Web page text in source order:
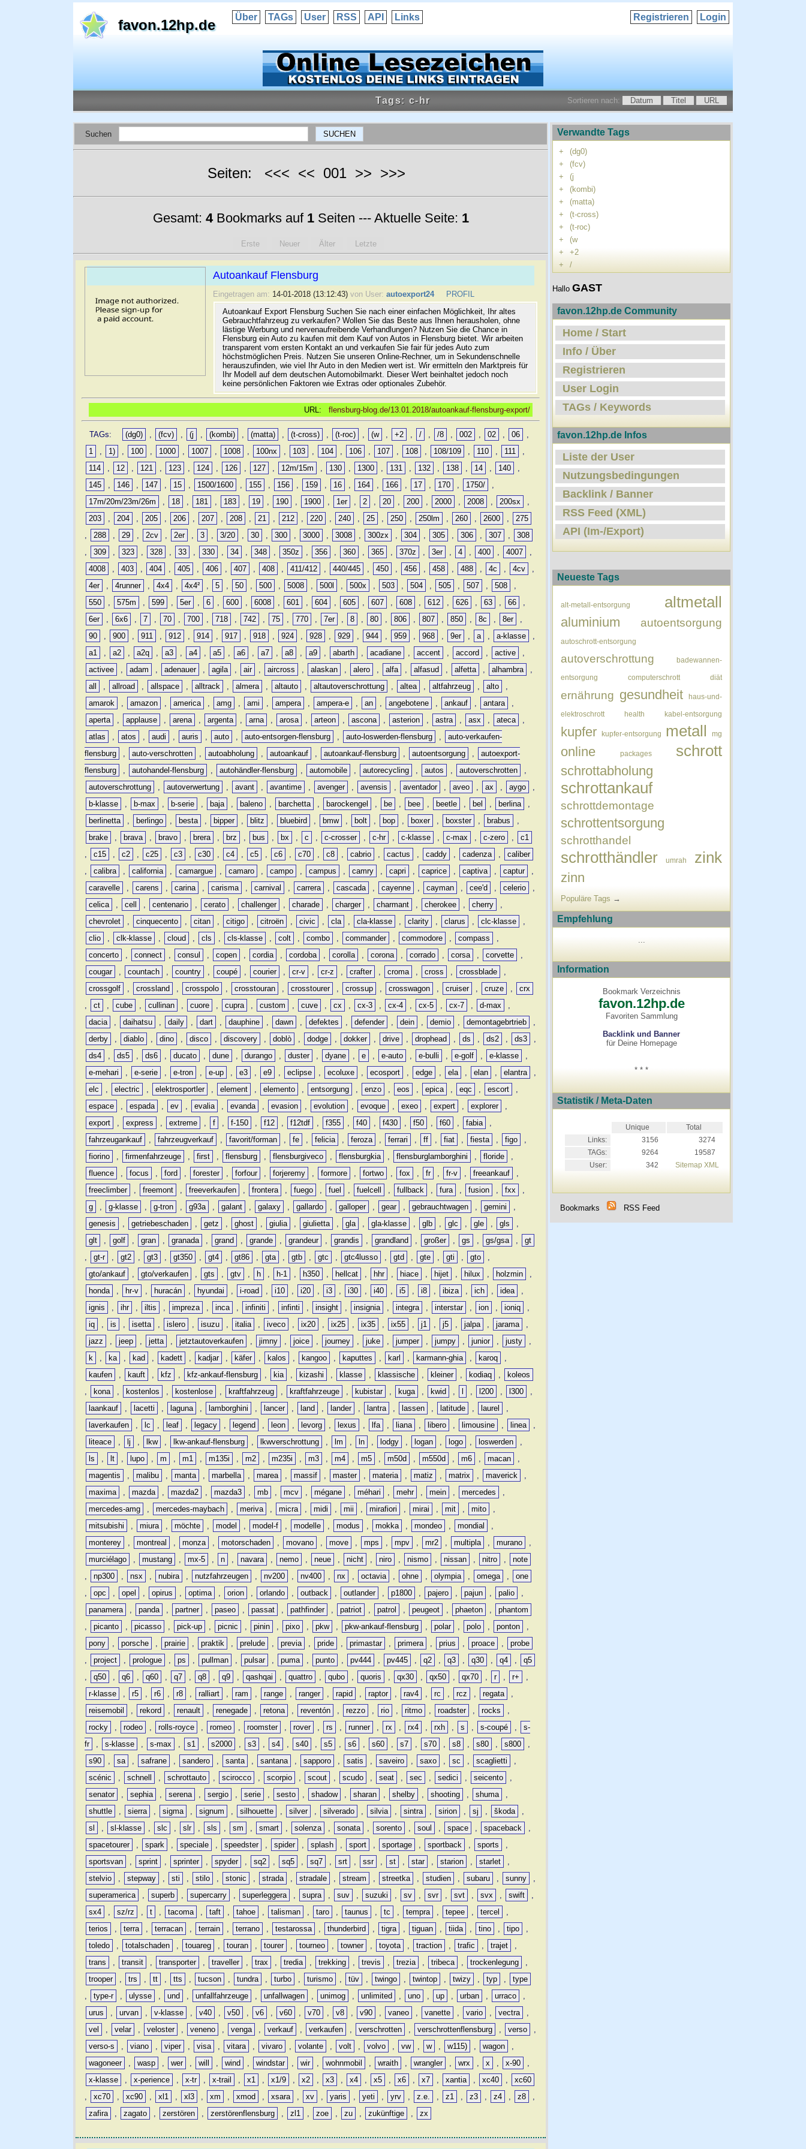
favon.12hp.de Über TAGs User RSS API Links Login
Registrieren
Tags: c-hr Sortieren nach: Datum Titel URL
Suchen
Seiten: <<< << 001 >> >>>
Gesamt: 4Bookmarks auf 1Seiten --- Aktuelle Seite: 1
Erste Neuer Älter Letzte
Autoankauf Flensburg
Eingetragen am: 14-01-2018 (13:12:43) von User: autoexport24
PROFIL
Autoankauf Export Flensburg Suchen Sie nach einer einfachen Möglichkeit, Ihr altes
Gebrauchtfahrzeug zu verkaufen? Wollen Sie das Beste aus Ihnen herausholen, ohne
lästige Werbung und nervenaufreibende Verhandlungen? Nutzen Sie die Chance in
Flensburg ein Auto zu kaufen mit dem Kauf von Autos in Flensburg bietet. Wir arbeiten
transparent vom ersten Kontakt an und verkaufen Sie fair für jedes Auto zum
höchstmöglichen Preis. Nutzen Sie unseren Online-Rechner, um in Sekundenschnelle
herauszufinden, wie viel Ihr Auto in den Medien wert ist. Wir ermitteln den Marktpreis für
Ihr Modell auf dem deutschen Automobilmarkt. Dieser Wert beinhaltet jedoch noch
keine persönlichen Faktoren wie Extras oder optionales Zubehör.
URL: flensburg-blog.de/13.01.2018/autoankauf-flensburg-export/
TAGs: (dg0) , (fcv) , (j , (kombi) , (matta) , (t-cross) , (t-roc) , (w , +2 , / , /8 , 002 , 02 , 06
,
1
, 1) , 100 , 1000 , 1007 , 1008 , 100nx , 103 , 104 , 106 , 107 , 108 , 108/109 , 110 , 111
,
114
, 12 , 121 , 123 , 124 , 126 , 127 , 12m/15m , 130 , 1300 , 131 , 132 , 138 , 14 , 140
,
145
, 146 , 147 , 15 , 1500/1600 , 155 , 156 , 159 , 16 , 164 , 166 , 17 , 170 , 1750/
,
17m/20m/23m/26m
, 18 , 181 , 183 , 19 , 190 , 1900 , 1er , 2 , 20 , 200 , 2000 , 2008 , 200sx
,
203
, 204 , 205 , 206 , 207 , 208 , 21 , 212 , 220 , 240 , 25 , 250 , 250lm , 260 , 2600 ,
275
,
288 , 29 , 2cv , 2er , 3 , 3/20 , 30 , 300 , 3000 , 3008 , 300zx , 304 , 305 , 306 , 307 ,
308
,
309 , 323 , 328 , 33 , 330 , 34 , 348 , 350z , 356 , 360 , 365 , 370z , 3er , 4 , 400 , 4007
,
4008
, 403 , 404 , 405 , 406 , 407 , 408 , 411/412 , 440/445 , 450 , 456 , 458 , 488 , 4c , 4cv
,
4er
, 4runner , 4x4 , 4x4² , 5 , 50 , 500 , 5008 , 500l , 500x , 503 , 504 , 505 , 507 , 508
,
550
, 575m , 599 , 5er , 6 , 600 , 6008 , 601 , 604 , 605 , 607 , 608 , 612 , 626 , 63 , 66
,
6er
, 6x6 , 7 , 70 , 700 , 718 , 742 , 75 , 770 , 7er , 8 , 80 , 806 , 807 , 850 , 8c , 8er
,
90
, 900 , 911 , 912 , 914 , 917 , 918 , 924 , 928 , 929 , 944 , 959 , 968 , 9er , a , a-klasse
,
a1
, a2 , a2q , a3 , a4 , a5 , a6 , a7 , a8 , a9 , abarth , acadiane , accent , accord , active
,
activee
, adam , adenauer , agila , air , aircross , alaskan , alero , alfa , alfasud , alfetta , alhambra
,
all
, allroad , allspace , alltrack , almera , altauto , altautoverschrottung , altea , altfahrzeug , alto
,
amarok
, amazon , america , amg , ami , ampera , ampera-e , an , angebotene , ankauf , antara
,
aperta
, applause , arena , argenta , arna , arosa , arteon , ascona , asterion , astra , asx , ateca
,
atlas
, atos , audi , auris , auto , auto-entsorgen-flensburg , auto-loswerden-flensburg ,
auto-verkaufen-
flensburg
, auto-verschrotten , autoabholung , autoankauf , autoankauf-flensburg , autoentsorgung ,
autoexport-
flensburg
, autohandel-flensburg , autohändler-flensburg , automobile , autorecycling , autos , autoverschrotten
,
autoverschrottung
, autoverwertung , avant , avantime , avenger , avensis , aventador , aveo , ax , aygo
,
b-klasse
, b-max , b-serie , baja , baleno , barchetta , barockengel , be , bee , beetle , bel , berlina
,
berlinetta
, berlingo , besta , bipper , blitz , bluebird , bmw , bolt , bop , boxer , boxster , brabus
,
brake
, brava , bravo , brera , brz , bus , bx , c , c-crosser , c-hr , c-klasse , c-max , c-zero ,
c1
,
c15 , c2 , c25 , c3 , c30 , c4 , c5 , c6 , c70 , c8 , cabrio , cactus , caddy , cadenza ,
caliber
,
calibra , california , camargue , camaro , campo , campus , camry , capri , caprice , captiva , captur
,
caravelle
, carens , carina , carisma , carnival , carrera , cascada , cayenne , cayman , cee'd , celerio
,
celica
, cell , centenario , cerato , challenger , charade , charger , charmant , cherokee , cherry
,
chevrolet
, cinquecento , citan , citigo , citroën , civic , cla , cla-klasse , clarity , clarus , clc-klasse
,
clio
, clk-klasse , cloud , cls , cls-klasse , colt , combo , commander , commodore , compass
,
concerto
, connect , consul , copen , cordia , cordoba , corolla , corona , corrado , corsa , corvette
,
cougar
, countach , country , coupé , courier , cr-v , cr-z , crafter , croma , cross , crossblade
,
crossgolf
, crossland , crosspolo , crosstouran , crosstourer , crossup , crosswagon , cruiser , cruze ,
crx
,
ct , cube , cullinan , cuore , cupra , custom , cuve , cx , cx-3 , cx-4 , cx-5 , cx-7 , d-max
,
dacia
, daihatsu , daily , dart , dauphine , dawn , defektes , defender , dein , demio , demontagebrtrieb
,
derby
, diablo , dino , disco , discovery , doblò , dodge , dokker , drive , drophead , ds , ds2 , ds3
,
ds4
, ds5 , ds6 , ducato , dune , durango , duster , dyane , e , e-auto , e-bulli , e-golf , e-klasse
,
e-mehari
, e-serie , e-tron , e-up , e3 , e9 , eclipse , ecoluxe , ecosport , edge , ela , elan , elantra
,
elc
, electric , elektrosportler , element , elemento , entsorgung , enzo , eos , epica , eqc , escort
,
espace
, espada , ev , evalia , evanda , evasion , evolution , evoque , exeo , expert , explorer
,
export
, express , extreme , f , f-150 , f12 , f12tdf , f355 , f40 , f430 , f50 , f60 , fabia
,
fahrzeugankauf
, fahrzeugverkauf , favorit/forman , fe , felicia , feroza , ferrari , ff , fiat , fiesta , figo
,
fiorino
, firmenfahrzeuge , first , flensburg , flensburgiveco , flensburgkia , flensburglamborghini , floride
,
fluence
, focus , ford , forester , forfour , forjeremy , formore , fortwo , fox , fr , fr-v , freeankauf
,
freeclimber
, freemont , freeverkaufen , frontera , fuego , fuel , fuelcell , fullback , fura , fusion , fxx
,
g
, g-klasse , g-tron , g93a , galant , galaxy , gallardo , galloper , gear , gebrauchtwagen , gemini
,
genesis
, getriebeschaden , getz , ghost , giulia , giulietta , gla , gla-klasse , glb , glc , gle , gls
,
glt
, golf , gran , granada , grand , grande , grandeur , grandis , grandland , großer , gs , gs/gsa ,
gt
,
gt-r , gt2 , gt3 , gt350 , gt4 , gt86 , gta , gtb , gtc , gtc4lusso , gtd , gte , gti , gto
,
gto/ankauf
, gto/verkaufen , gts , gtv , h , h-1 , h350 , hellcat , hhr , hiace , hijet , hilux , holzmin
,
honda
, hr-v , huracán , hyundai , i-road , i10 , i20 , i3 , i30 , i40 , i5 , i8 , ibiza , ich , idea
,
ignis
, ihr , iltis , impreza , inca , infiniti , infinti , insight , insignia , integra , interstar , ion , ioniq
,
iq
, is , isetta , islero , isuzu , italia , iveco , ix20 , ix25 , ix35 , ix55 , j1 , j5 , jalpa , jarama
,
jazz
, jeep , jetta , jetztautoverkaufen , jimny , joice , journey , juke , jumper , jumpy , junior , justy
,
k
, ka , kad , kadett , kadjar , käfer , kalos , kangoo , kaputtes , karl , karmann-ghia , karoq
,
kaufen
, kauft , kfz , kfz-ankauf-flensburg , kia , kizashi , klasse , klassische , kleiner , kodiaq ,
koleos
,
kona , kostenlos , kostenlose , kraftfahrzeug , kraftfahrzeuge , kubistar , kuga , kwid , , l200 , l300
,
laankauf
, lacetti , laguna , lamborghini , lancer , land , lander , lantra , lassen , latitude , laurel
,
laverkaufen
, lc , leaf , legacy , legend , leon , levorg , lexus , lfa , liana , libero , limousine , linea
,
liteace
, lj , lkw , lkw-ankauf-flensburg , lkwverschrottung , lm , ln , lodgy , logan , logo , loswerden
,
ls
, lt , lupo , m , m1 , m135i , m2 , m235i , m3 , m4 , m5 , m50d , m550d , m6 , macan
,
magentis
, malibu , manta , marbella , marea , massif , master , materia , matiz , matrix , maverick
,
maxima
, mazda , mazda2 , mazda3 , mb , mcv , mégane , méhari , mehr , mein , mercedes
,
mercedes-amg
, mercedes-maybach , meriva , micra , midi , mii , mirafiori , mirai , mit , mito
,
mitsubishi
, miura , möchte , model , model-f , modelle , modus , mokka , mondeo , mondial
,
monterey
, montreal , monza , motorschaden , movano , move , mps , mpv , mr2 , multipla , murano
,
murciélago
, mustang , mx-5 , n , navara , nemo , neue , nicht , niro , nismo , nissan , nitro ,
note
,
np300 , nsx , nubira , nutzfahrzeugen , nv200 , nv400 , nx , octavia , ohne , olympia , omega ,
one
,
opc , opel , opirus , optima , orion , orlando , outback , outlander , p1800 , pajero , pajun , palio
,
panamera
, panda , partner , paseo , passat , pathfinder , patriot , patrol , peugeot , phaeton ,
phantom
,
picanto , picasso , pick-up , picnic , pinin , pixo , pkw , pkw-ankauf-flensburg , polar , polo , ponton
,
pony
, porsche , prairie , praktik , prelude , previa , pride , primastar , primera , prius , proace ,
probe
,
project , prologue , ps , pullman , pulsar , puma , punto , pv444 , pv445 , q2 , q3 , q30 , q4 ,
q5
,
q50 , q6 , q60 , q7 , q8 , q9 , qashqai , quattro , qubo , quoris , qx30 , qx50 , qx70 , r , r+
,
r-klasse
, r5 , r6 , r8 , ralliart , ram , range , ranger , rapid , raptor , rav4 , rc , rcz , regata
,
reisemobil
, rekord , renault , renegade , retona , reventón , rezzo , rio , ritmo , roadster , rocks
,
rocky
, rodeo , rolls-royce , romeo , roomster , rover , rs , runner , rx , rx4 , rxh , s , s-coupé ,
s-
fr
, s-klasse , s-max , s1 , s2000 , s3 , s4 , s40 , s5 , s6 , s60 , s7 , s70 , s8 , s80 , s800
,
s90
, sa , safrane , sandero , santa , santana , sapporo , satis , saveiro , saxo , sc , scaglietti
,
scénic
, schnell , schrottauto , scirocco , scorpio , scout , scudo , seat , sec , sedici , seicento
,
senator
, sephia , serena , sergio , serie , sesto , shadow , sharan , shelby , shooting , shuma
,
shuttle
, sierra , sigma , signum , silhouette , silver , silverado , silvia , sintra , sirion , sj , škoda
,
sl
, sl-klasse , slc , slr , sls , sm , smart , solenza , sonata , sorento , soul , space , spaceback
,
spacetourer
, spark , speciale , speedster , spider , splash , sport , sportage , sportback , sports
,
sportsvan
, sprint , sprinter , spyder , sq2 , sq5 , sq7 , srt , ssr , st , star , starion , starlet
,
stelvio
, stepway , sti , stilo , stonic , strada , stradale , stream , streetka , studien , subaru , sunny
,
superamerica
, superb , supercarry , superleggera , supra , suv , suzuki , sv , svr , svt , svx , swift
,
sx4
, sz/rz , t , tacoma , taft , tahoe , talisman , taro , taunus , tc , tempra , tepee , tercel
,
terios
, terra , terracan , terrain , terrano , testarossa , thunderbird , tigra , tiguan , tiida , tino , tipo
,
toledo
, totalschaden , touareg , touran , tourer , tourneo , towner , toyota , traction , trafic , trajet
,
trans
, transit , transporter , traveller , trax , tredia , trekking , trevis , trezia , tribeca , trockenlegung
,
trooper
, trs , tt , tts , tucson , tundra , turbo , turismo , tüv , twingo , twintop , twizy , typ ,
type
,
type-r , ulysse , und , unfallfahrzeuge , unfallwagen , unimog , unlimited , uno , up , urban , urraco
,
urus
, urvan , v-klasse , v40 , v50 , v6 , v60 , v70 , v8 , v90 , vaneo , vanette , vario , vectra
,
vel
, velar , veloster , veneno , venga , verkauf , verkaufen , verschrotten , verschrottenflensburg , verso
,
verso-s
, viano , viper , visa , vitara , vivaro , volante , volt , volvo , vw , w , w115) , wagon
,
wagoneer
, wasp , wer , will , wind , windstar , wir , wohnmobil , wraith , wrangler , wrx , x , x-90
,
x-klasse
, x-perience , x-tr , x-trail , x1 , x1/9 , x2 , x3 , x4 , x5 , x6 , x7 , xantia , xc40 ,
xc60
,
xc70 , xc90 , xl1 , xl3 , xm , xmod , xsara , xv , yaris , yeti , yrv , z.e. , z1 , z3 , z4 , z8
,
zafira
, zagato , zerstören , zerstörenflensburg , zl1 , zoe , zu , zukünftige , zx
Verwandte Tags
+
(dg0)
+
(fcv)
+
(j
+
(kombi)
+
(matta)
+
(t-cross)
+
(t-roc)
+
(w
+
+2
+
/
Hallo GAST
favon.12hp.de Community
Home / Start
Info / Über
Registrieren
User Login
TAGs / Keywords
favon.12hp.de Infos
Liste der User
Nutzungsbedingungen
Backlink / Banner
RSS Feed (XML)
API (Im-/Export)
Neueste Tags
alt-metall-entsorgung altmetall
aluminium autoentsorgung
autoschrott-entsorgung
autoverschrottung badewannen-
entsorgung computerschrott diät
ernährung gesundheit haus-und-
elektroschrott health kabel-entsorgung
kupfer kupfer-entsorgung metall mg
online packages schrott
schrottabholung
schrottankauf
schrottdemontage
schrottentsorgung
schrotthandel
schrotthändler umrah zink
zinn
Populäre Tags →
Empfehlung
Information
Bookmark Verzeichnis
favon.12hp.de
Favoriten Sammlung
Backlink und Banner
für Deine Homepage
* * *
Statistik / Meta-Daten
Unique
Total
Links:
3156
3274
TAGs:
9264
19587
User:
342 Sitemap XML
Bookmarks RSS Feed